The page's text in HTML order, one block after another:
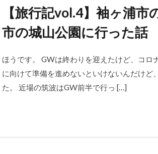
【旅行記vol.4】袖ヶ浦
市の城山公園に行った話
ほうです。 GWは終わりを迎えたけど、コロ
に向けて準備を進めないといけないんだけど
た。 近場の筑波はGW前半で行っ […]